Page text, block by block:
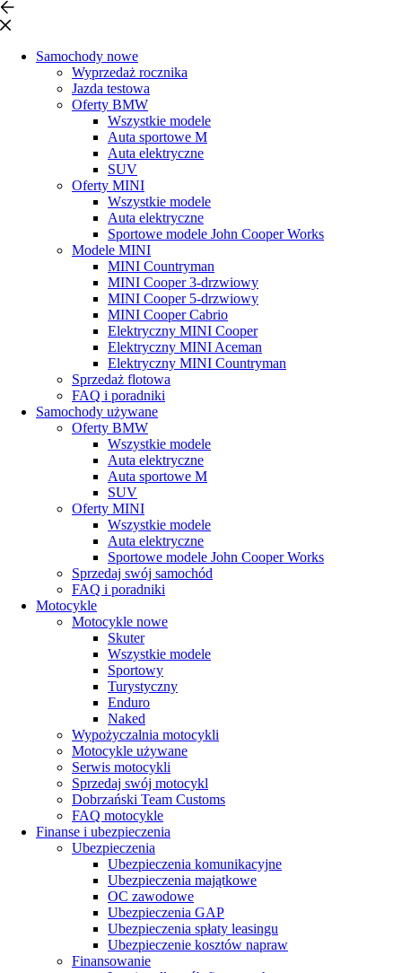
Samochody nowe
Wyprzedaż rocznika
Jazda testowa
Oferty BMW
Wszystkie modele
Auta sportowe M
Auta elektryczne
SUV
Oferty MINI
Wszystkie modele
Auta elektryczne
Sportowe modele John Cooper Works
Modele MINI
MINI Countryman
MINI Cooper 3-drzwiowy
MINI Cooper 5-drzwiowy
MINI Cooper Cabrio
Elektryczny MINI Cooper
Elektryczny MINI Aceman
Elektryczny MINI Countryman
Sprzedaż flotowa
FAQ i poradniki
Samochody używane
Oferty BMW
Wszystkie modele
Auta elektryczne
Auta sportowe M
SUV
Oferty MINI
Wszystkie modele
Auta elektryczne
Sportowe modele John Cooper Works
Sprzedaj swój samochód
FAQ i poradniki
Motocykle
Motocykle nowe
Skuter
Wszystkie modele
Sportowy
Turystyczny
Enduro
Naked
Wypożyczalnia motocykli
Motocykle używane
Serwis motocykli
Sprzedaj swój motocykl
Dobrzański Team Customs
FAQ motocykle
Finanse i ubezpieczenia
Ubezpieczenia
Ubezpieczenia komunikacyjne
Ubezpieczenia majątkowe
OC zawodowe
Ubezpieczenia GAP
Ubezpieczenia spłaty leasingu
Ubezpieczenie kosztów napraw
Finansowanie